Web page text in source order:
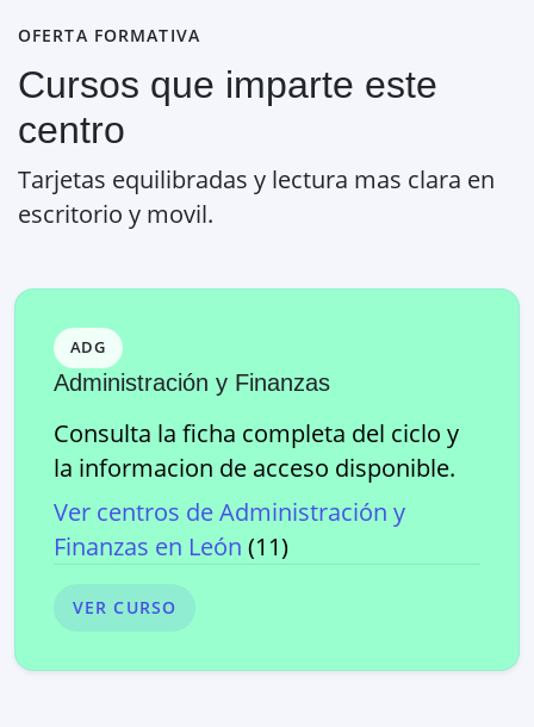
OFERTA FORMATIVA
Cursos que imparte este
centro
Tarjetas equilibradas y lectura mas clara en
escritorio y movil.
ADG
Administración y Finanzas
Consulta la ficha completa del ciclo y
la informacion de acceso disponible.
Ver centros deAdministración y
Finanzas en León (11)
VER CURSO